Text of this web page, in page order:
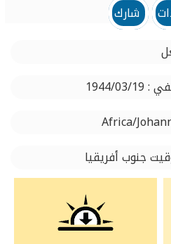
شارك
19
جنوب أفريقيا